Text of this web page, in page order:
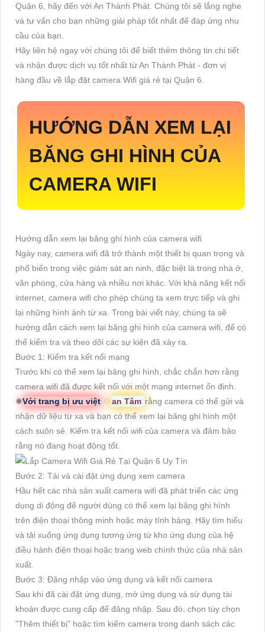
Quận 6, hãy đến với An Thành Phát. Chúng tôi sẽ lắng nghe
và tư vấn cho bạn những giải pháp tốt nhất để đáp ứng nhu
cầu của bạn.
Hãy liên hệ ngay với chúng tôi để biết thêm thông tin chi tiết
và nhận được dịch vụ tốt nhất từ An Thành Phát - đơn vị
hàng đầu về lắp đặt camera Wifi giá rẻ tại Quận 6.
HƯỚNG DẪN XEM LẠI
BĂNG GHI HÌNH CỦA
CAMERA WIFI
Hướng dẫn xem lại băng ghi hình của camera wifi
Ngày nay, camera wifi đã trở thành một thiết bị quan trọng và
phổ biến trong việc giám sát an ninh, đặc biệt là trong nhà ở,
văn phòng, cửa hàng và nhiều nơi khác. Với khả năng kết nối
internet, camera wifi cho phép chúng ta xem trực tiếp và ghi
lại những hình ảnh từ xa. Trong bài viết này, chúng ta sẽ
hướng dẫn cách xem lại băng ghi hình của camera wifi, để có
thể kiểm tra và theo dõi các sự kiện đã xảy ra.
Bước 1: Kiểm tra kết nối mạng
Trước khi có thể xem lại băng ghi hình, chắc chắn hơn rằng
camera wifi đã được kết nối với một mạng internet ổn định.
✺Với trang bị ưu việt ♢ an Tâm rằng camera có thể gửi và
nhận dữ liệu từ xa và bạn có thể xem lại băng ghi hình một
cách suôn sẻ. Kiểm tra kết nối wifi của camera và đảm bảo
rằng nó đang hoạt động tốt.
Bước 2: Tải và cài đặt ứng dụng xem camera
Hầu hết các nhà sản xuất camera wifi đã phát triển các ứng
dụng di động để người dùng có thể xem lại băng ghi hình
trên điện thoại thông minh hoặc máy tính bảng. Hãy tìm hiểu
và tải xuống ứng dụng tương ứng từ kho ứng dụng của hệ
điều hành điện thoại hoặc trang web chính thức của nhà sản
xuất.
Bước 3: Đăng nhập vào ứng dụng và kết nối camera
Sau khi đã cài đặt ứng dụng, mở ứng dụng và sử dụng tài
khoản được cung cấp để đăng nhập. Sau đó, chọn tùy chọn
"Thêm thiết bị" hoặc tìm kiếm camera trong danh sách các